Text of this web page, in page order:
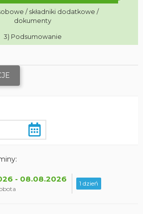
/ składniki dodatkowe /
dokumenty
3) Podsumowanie
- 08.08.2026 1 dzień